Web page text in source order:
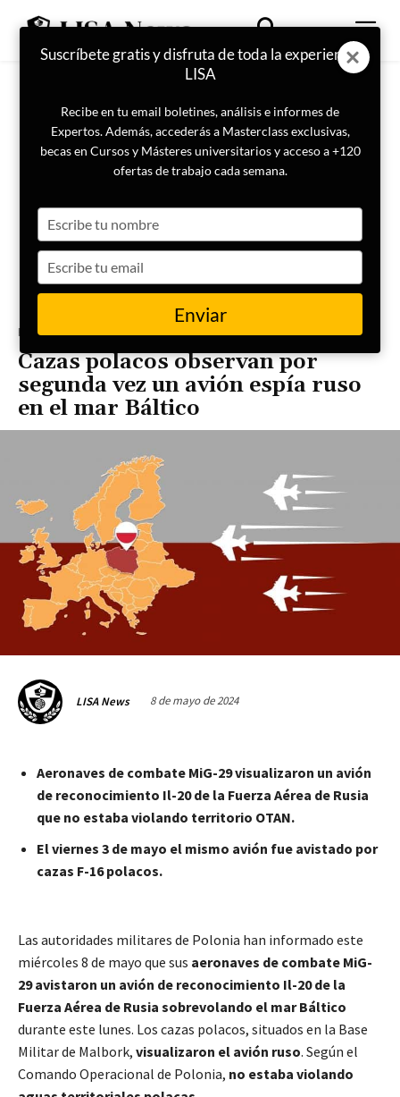
Portada Actualidad
Cazas polacos observan por
segunda vez un avión espía ruso
en el mar Báltico
LISA News 8 de mayo de 2024
Aeronaves de combate MiG-29 visualizaron un avión
de reconocimiento Il-20 de la Fuerza Aérea de Rusia
que no estaba violando territorio OTAN.
El viernes 3 de mayo el mismo avión fue avistado por
cazas F-16 polacos.
Las autoridades militares de Polonia han informado este
miércoles 8 de mayo que sus aeronaves de combate MiG-
29 avistaron un avión de reconocimiento Il-20 de la
Fuerza Aérea de Rusia sobrevolando el mar Báltico
durante este lunes. Los cazas polacos, situados en la Base
Militar de Malbork, visualizaron el avión ruso. Según el
Comando Operacional de Polonia, no estaba violando
Suscríbete gratis y disfruta de toda la experiencia
LISA
Recibe en tu email boletines, análisis e informes de
Expertos. Además, accederás a Masterclass exclusivas,
becas en Cursos y Másteres universitarios y acceso a +120
ofertas de trabajo cada semana.
your
name
your
email
Enviar